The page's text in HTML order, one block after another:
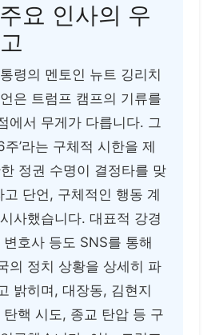
요 인사의 우
령의 멘토인 뉴트 깅리치
은 트럼프 캠프의 기류를
에서 무게가 다릅니다. 그
주’라는 구체적 시한을 제
정권 수명이 결정타를 맞
고 단언, 구체적인 행동 계
사했습니다. 대표적 강경
호사 등도 SNS를 통해
의 정치 상황을 상세히 파
밝히며, 대장동, 김현지
핵 시도, 종교 탄압 등 구